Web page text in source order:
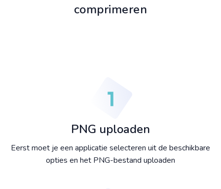
comprimeren
PNG uploaden
Eerst moet je een applicatie selecteren uit de beschikbare
opties en het PNG-bestand uploaden